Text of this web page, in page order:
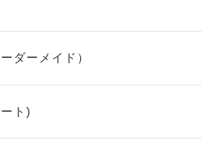
ダーメイド）
ト)